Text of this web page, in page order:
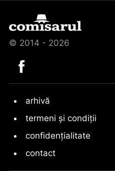
© 2014 - 2026
arhivă
termeni și condiții
confidențialitate
contact